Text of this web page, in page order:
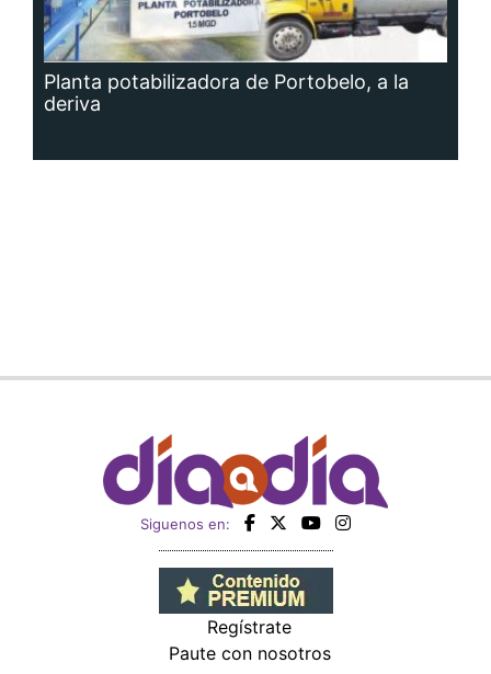
Planta potabilizadora de Portobelo, a la
deriva
Siguenos en:
Regístrate
Paute con nosotros